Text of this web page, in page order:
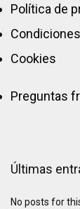
Política de
Cookies
Preguntas
Últimas
No posts for